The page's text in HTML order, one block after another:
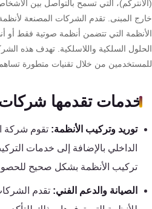
التي تسمح بالتواصل بين
المبنى. تقدم الشركات المصنعة لأنظمة
التي تتضمن أنظمة صوتية فقط أو
السلكية واللاسلكية. تهدف هذه
من خلال تقنيات متطورة تساهم
خدمات تقدمها شركات
توريد وتركيب الأنظمة:تقوم شركة
الداخلي بالإضافة إلى خدمات
تركيب الأنظمة بشكل صحيح
الصيانة والدعم الفني: تقدم
شبكات
المحمول
والانترنت
إنذار
السرقة
أنظمة
إنذار